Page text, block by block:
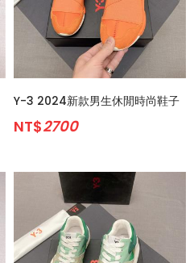
Y-3 2024新款男生休閒時尚鞋子
NT$2700